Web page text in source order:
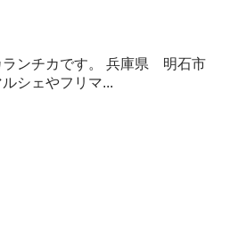
ランチカです。 兵庫県 明石市
シェやフリマ...